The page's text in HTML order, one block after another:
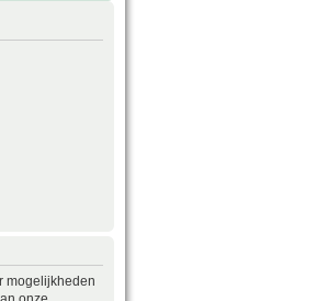
mogelijkheden